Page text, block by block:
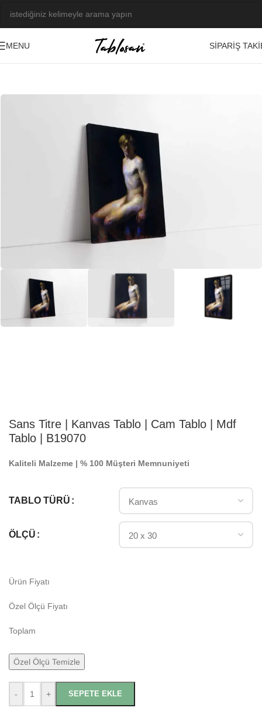
MENU
SIPARIŞ
Sans Titre | Kanvas Tablo | Cam Tablo | Mdf
Tablo | B19070
Kaliteli Malzeme | % 100 Müşteri Memnuniyeti
TABLO TÜRÜ
ÖLÇÜ
Ürün Fiyatı
Özel Ölçü Fiyatı
Toplam
Özel Ölçü Temizle
- + SEPETE EKLE